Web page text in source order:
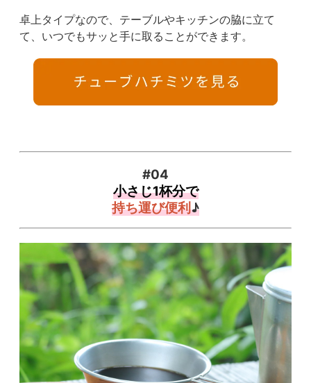
卓上タイプなので、テーブルやキッチンの脇に立て
て、いつでもサッと手に取ることができます。
#04
小さじ1杯分で
持ち運び便利♪